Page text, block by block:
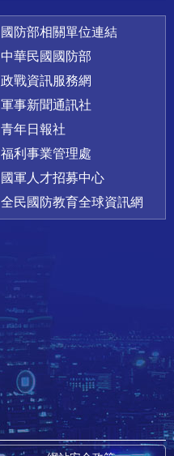
國防部相關單位連結
中華民國國防部
政戰資訊服務網
軍事新聞通訊社
青年日報社
福利事業管理處
國軍人才招募中心
全民國防教育全球資訊網